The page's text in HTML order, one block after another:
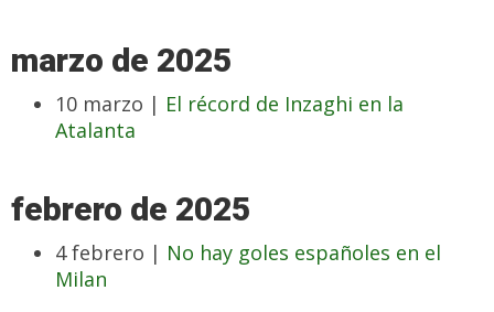
marzo de 2025
10 marzo | El récord de Inzaghi en la
Atalanta
febrero de 2025
4 febrero | No hay goles españoles en el
Milan